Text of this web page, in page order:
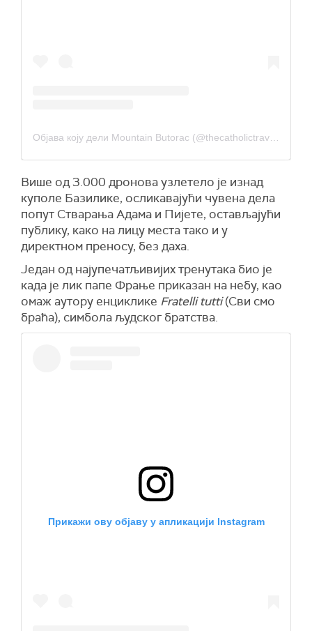
Више од 3.000 дронова узлетело је изнад
куполе Базилике, осликавајући чувена дела
попут Стварања Адама и Пијете, остављајући
публику, како на лицу места тако и у
директном преносу, без даха.
Један од најупечатљивијих тренутака био је
када је лик папе Фрање приказан на небу, као
омаж аутору енциклике Fratelli tutti(Сви смо
браћа), симбола људског братства.
Прикажи ову објаву у апликацији Instagram